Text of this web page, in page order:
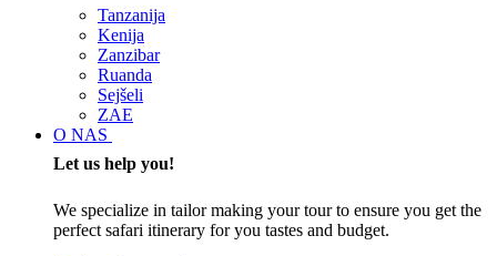
Tanzanija
Kenija
Zanzibar
Ruanda
Sejšeli
ZAE
O NAS
Let us help you!
We specialize in tailor making your tour to ensure you get the
perfect safari itinerary for you tastes and budget.